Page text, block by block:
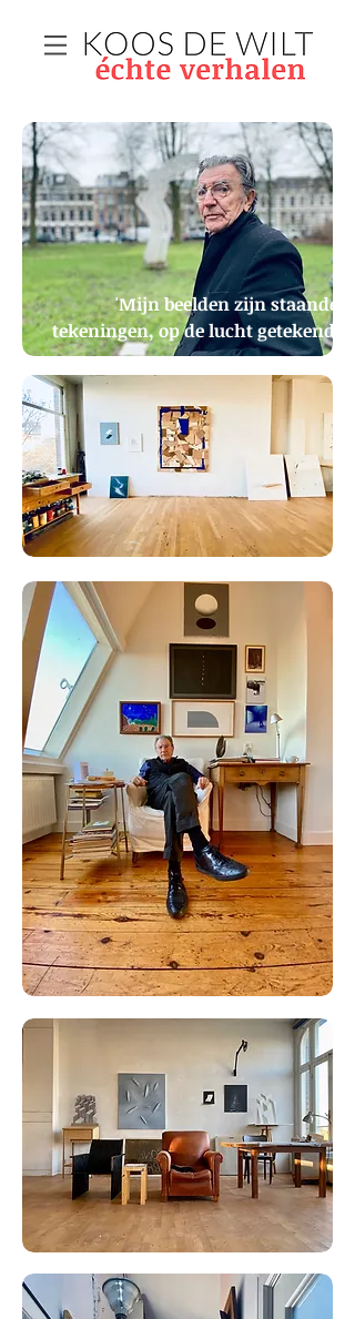
'Mijn beelden zijn staande
tekeningen, op de lucht getekend'
ruimte staan in Amsterdam. Een autorit en wandeling
langs de kunstwerken.
Tekst en foto’s van Koos de Wilt voor Collect